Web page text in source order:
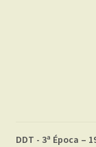
DDT - 3ª Época –